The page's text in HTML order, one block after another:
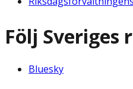
Följ Sveriges
Bluesky